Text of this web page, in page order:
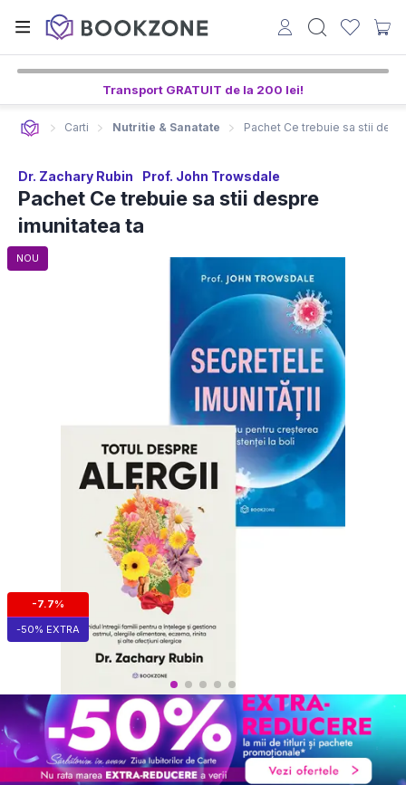
Transport GRATUIT de la 200 lei!
Carti Nutritie & Sanatate Pachet Ce trebuie sa stii
Dr. Zachary Rubin Prof. John Trowsdale
Pachet Ce trebuie sa stii despre
imunitatea ta
NOU
-7.7%
-50% EXTRA